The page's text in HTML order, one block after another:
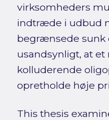
virksomheders
indtræde i udbud
begrænsede sunk
usandsynligt, at
kolluderende
opretholde høje
This thesis